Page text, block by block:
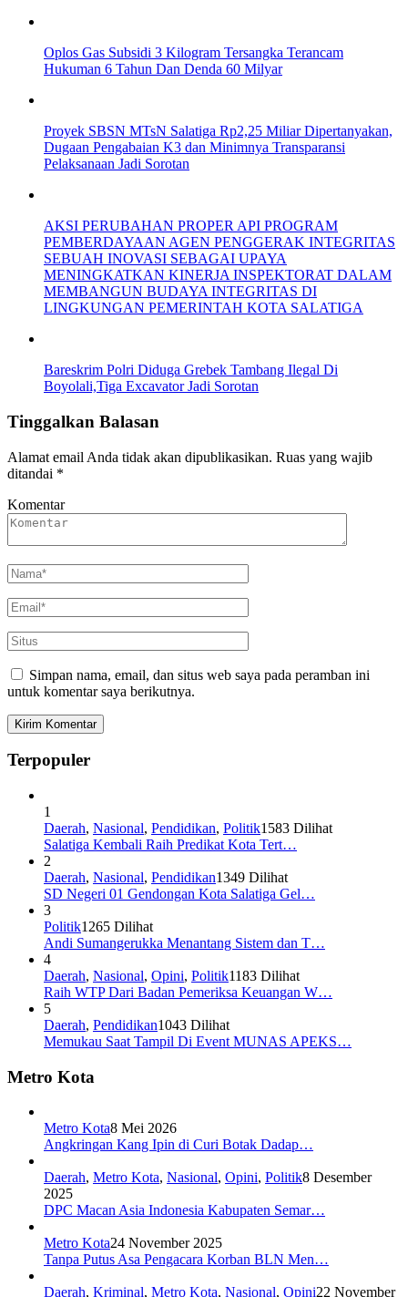
Oplos Gas Subsidi 3 Kilogram Tersangka Terancam
Hukuman 6 Tahun Dan Denda 60 Milyar
Proyek SBSN MTsN Salatiga Rp2,25 Miliar Dipertanyakan,
Dugaan Pengabaian K3 dan Minimnya Transparansi
Pelaksanaan Jadi Sorotan
AKSI PERUBAHAN PROPER API PROGRAM
PEMBERDAYAAN AGEN PENGGERAK INTEGRITAS
SEBUAH INOVASI SEBAGAI UPAYA
MENINGKATKAN KINERJA INSPEKTORAT DALAM
MEMBANGUN BUDAYA INTEGRITAS DI
LINGKUNGAN PEMERINTAH KOTA SALATIGA
Bareskrim Polri Diduga Grebek Tambang Ilegal Di
Boyolali,Tiga Excavator Jadi Sorotan
Tinggalkan Balasan
Alamat email Anda tidak akan dipublikasikan. Ruas yang wajib
ditandai *
Komentar
Simpan nama, email, dan situs web saya pada peramban ini
untuk komentar saya berikutnya.
Terpopuler
1
Daerah, Nasional, Pendidikan, Politik1583 Dilihat
Salatiga Kembali Raih Predikat Kota Tert…
2
Daerah, Nasional, Pendidikan1349 Dilihat
SD Negeri 01 Gendongan Kota Salatiga Gel…
3
Politik1265 Dilihat
Andi Sumangerukka Menantang Sistem dan T…
4
Daerah, Nasional, Opini, Politik1183 Dilihat
Raih WTP Dari Badan Pemeriksa Keuangan W…
5
Daerah, Pendidikan1043 Dilihat
Memukau Saat Tampil Di Event MUNAS APEKS…
Metro Kota
Metro Kota8 Mei 2026
Angkringan Kang Ipin di Curi Botak Dadap…
Daerah, Metro Kota, Nasional, Opini, Politik8 Desember
2025
DPC Macan Asia Indonesia Kabupaten Semar…
Metro Kota24 November 2025
Tanpa Putus Asa Pengacara Korban BLN Men…
Daerah, Kriminal, Metro Kota, Nasional, Opini22 November